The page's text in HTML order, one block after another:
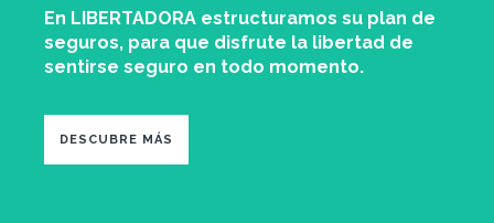
En LIBERTADORA estructuramos su plan de
seguros, para que disfrute la libertad de
sentirse seguro en todo momento.
DESCUBRE MÁS